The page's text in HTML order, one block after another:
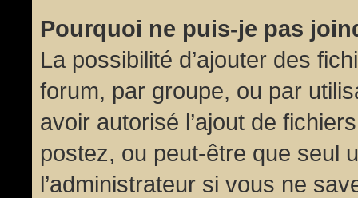
Pourquoi ne puis-je pas
La possibilité d’ajouter des
forum, par groupe, ou par
avoir autorisé l’ajout de
postez, ou peut-être que seul
l’administrateur si vous ne